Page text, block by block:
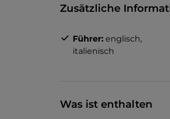
Zusätzliche
Führer: englisch,
italienisch
Was ist enthalten